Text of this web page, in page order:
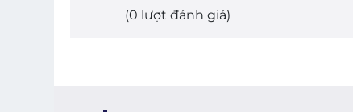
(0 lượt đánh giá)